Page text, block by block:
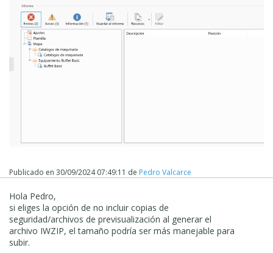
Publicado en 30/09/2024 07:49:11 de Pedro Valcarce
Hola Pedro,
si eliges la opción de no incluir copias de
seguridad/archivos de previsualización al generar el
archivo IWZIP, el tamaño podría ser más manejable para
subir.